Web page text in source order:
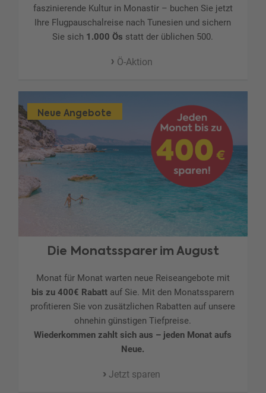
faszinierende Kultur in Monastir – buchen Sie jetzt
Ihre Flugpauschalreise nach Tunesien und sichern
Sie sich 1.000 Ös statt der üblichen 500.
Ö-Aktion
Neue Angebote
Die Monatssparer im August
Monat für Monat warten neue Reiseangebote mit
bis zu 400€ Rabatt auf Sie. Mit den Monatssparern
profitieren Sie von zusätzlichen Rabatten auf unsere
ohnehin günstigen Tiefpreise.
Wiederkommen zahlt sich aus – jeden Monat aufs
Neue.
Jetzt sparen